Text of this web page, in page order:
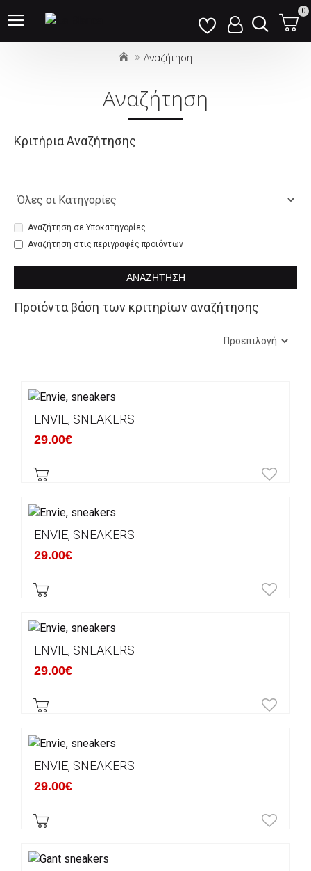
Αυτός
ο
0
Αναζήτηση
Αναζήτηση
Κριτήρια Αναζήτησης
Αναζήτηση σε Υποκατηγορίες
Αναζήτηση στις περιγραφές προϊόντων
ΑΝΑΖΉΤΗΣΗ
Προϊόντα βάση των κριτηρίων αναζήτησης
ENVIE, SNEAKERS
29.00€
ENVIE, SNEAKERS
29.00€
ENVIE, SNEAKERS
29.00€
ENVIE, SNEAKERS
29.00€